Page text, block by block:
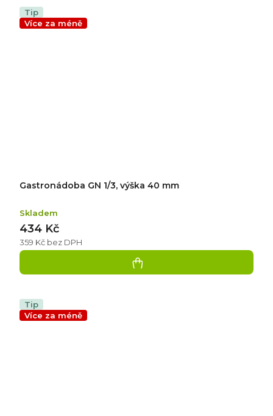
Tip
Více za méně
Gastronádoba GN 1/3, výška 40 mm
Skladem
359 Kč bez DPH
434 Kč
Tip
Více za méně